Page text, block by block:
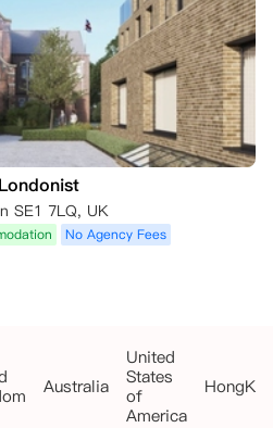
SE1 7LQ, UK
No Agency Fees
Australia
United
States
of
America